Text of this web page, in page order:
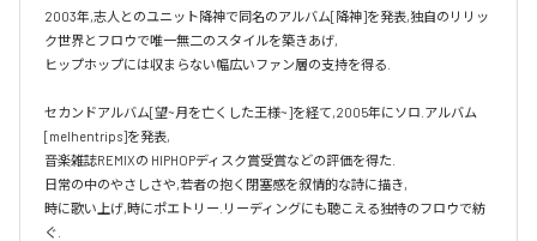
2003年,志人とのユニット降神で同名のアルバム[降神]を発表,独自のリリッ
ク世界とフロウで唯一無二のスタイルを築きあげ,
ヒップホップには収まらない幅広いファン層の支持を得る.
セカンドアルバム[望~月を亡くした王様~]を経て,2005年にソロ.アルバム
[melhentrips]を発表,
音楽雑誌REMIXの HIPHOPディスク賞受賞などの評価を得た.
日常の中のやさしさや,若者の抱く閉塞感を叙情的な詩に描き,
時に歌い上げ,時にポエトリー.リーディングにも聴こえる独特のフロウで紡
ぐ.